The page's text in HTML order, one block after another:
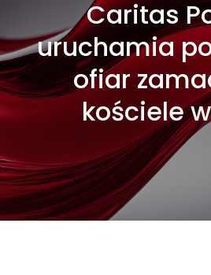
Caritas
uruchamia
ofiar
kościele